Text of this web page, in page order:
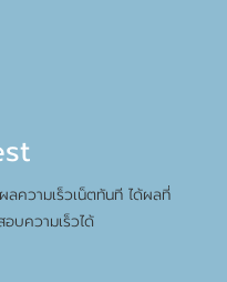
ลความเร็วเน็ตทันที ได้ผลที่
บความเร็วได้